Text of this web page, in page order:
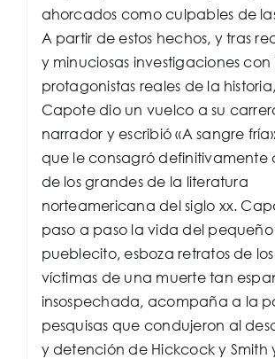
ahorcados como culpables de
A partir de estos hechos, y tras
y minuciosas investigaciones con
protagonistas reales de la
Capote dio un vuelco a su
narrador y escribió «A sangre
que le consagró definitivamente
de los grandes de la literatura
norteamericana del siglo xx.
paso a paso la vida del pequeño
pueblecito, esboza retratos de
víctimas de una muerte tan
insospechada, acompaña a la
pesquisas que condujeron al
y detención de Hickcock y Smith